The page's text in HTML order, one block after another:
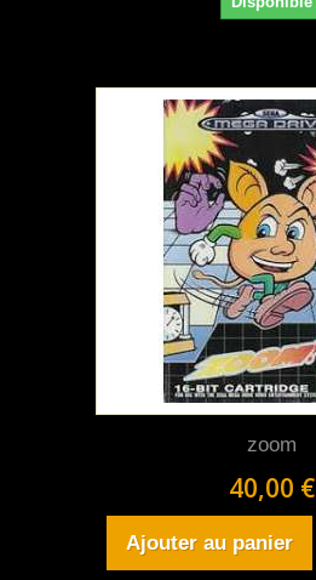
zoom
40,00 €
Ajouter au panier